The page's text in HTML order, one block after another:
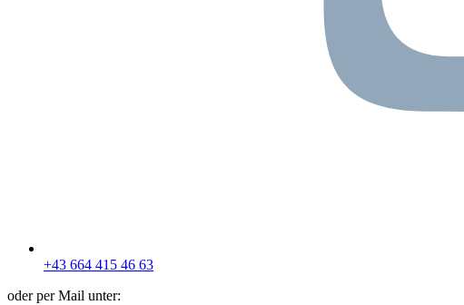
+43 664 415 46 63
oder per Mail unter: